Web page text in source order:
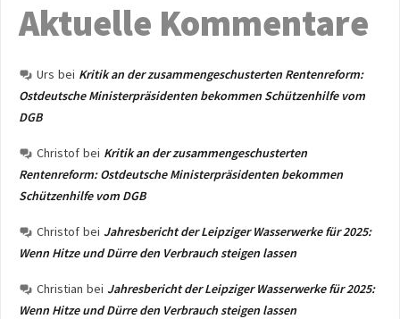
Aktuelle Kommentare
Urs bei Kritik an der zusammengeschusterten Rentenreform:
Ostdeutsche Ministerpräsidenten bekommen Schützenhilfe vom
DGB
Christof bei Kritik an der zusammengeschusterten
Rentenreform: Ostdeutsche Ministerpräsidenten bekommen
Schützenhilfe vom DGB
Christof bei Jahresbericht der Leipziger Wasserwerke für 2025:
Wenn Hitze und Dürre den Verbrauch steigen lassen
Christian bei Jahresbericht der Leipziger Wasserwerke für 2025:
Wenn Hitze und Dürre den Verbrauch steigen lassen